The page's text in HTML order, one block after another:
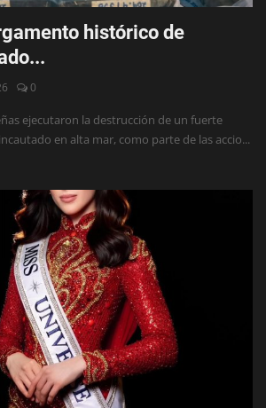
histórico de
0
ejecutaron la destrucción de un fuerte
en alta mar, como parte de las accio...